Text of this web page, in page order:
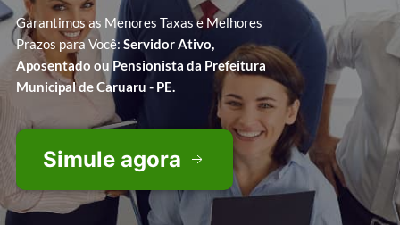
Garantimos as Menores Taxas e Melhores
Prazos para Você: Servidor Ativo,
Aposentado ou Pensionista da Prefeitura
Municipal de Caruaru - PE.
Simule agora